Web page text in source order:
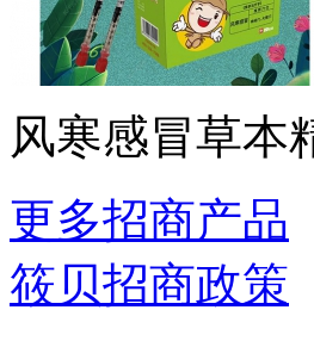
风寒感冒草本
更多招商产品
筱贝招商政策